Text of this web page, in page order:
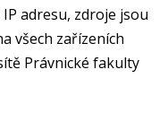
IP adresu, zdroje jsou
všech zařízeních
Právnické fakulty